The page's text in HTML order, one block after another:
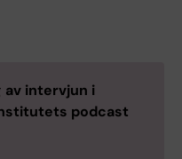
av intervjun i
podcast